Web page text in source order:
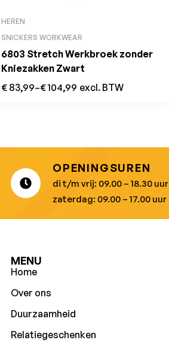
HEREN
SNICKERS WORKWEAR
6803 Stretch Werkbroek zonder
Kniezakken Zwart
€ 83,99–€104,99 excl. BTW
OPENINGSUREN
di t/m vrij: 09.00 – 18.30 uur
zaterdag: 09.00 – 17.00 uur
MENU
Home
Over ons
Duurzaamheid
Relatiegeschenken